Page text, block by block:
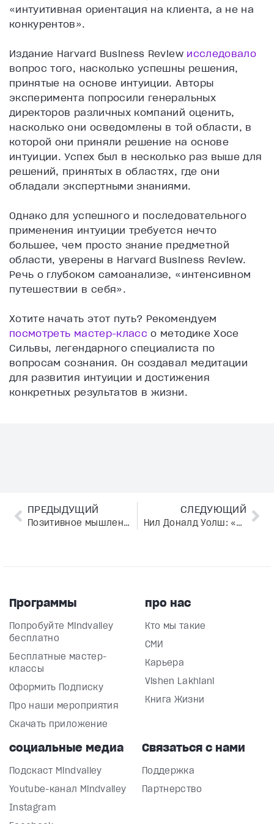
«интуитивная ориентация на клиента, а не на
конкурентов».
Издание Harvard Business Review исследовало
вопрос того, насколько успешны решения,
принятые на основе интуиции. Авторы
эксперимента попросили генеральных
директоров различных компаний оценить,
насколько они осведомлены в той области, в
которой они приняли решение на основе
интуиции. Успех был в несколько раз выше для
решений, принятых в областях, где они
обладали экспертными знаниями.
Однако для успешного и последовательного
применения интуиции требуется нечто
большее, чем просто знание предметной
области, уверены в Harvard Business Review.
Речь о глубоком самоанализе, «интенсивном
путешествии в себя».
Хотите начать этот путь? Рекомендуем
посмотреть мастер-класс о методике Хосе
Сильвы, легендарного специалиста по
вопросам сознания. Он создавал медитации
для развития интуиции и достижения
конкретных результатов в жизни.
ПРЕДЫДУЩИЙ
Позитивное мышление — это не всегда хорошо. Как это?
СЛЕДУЮЩИЙ
Нил Доналд Уолш: «У нас нет выбора, хотим ли мы участвовать в эволюции. Вопрос — как нам участвовать»
Программы
Попробуйте Mindvalley
бесплатно
Бесплатные мастер-
классы
Оформить Подписку
Про наши мероприятия
Скачать приложение
про нас
Кто мы такие
СМИ
Карьера
Vishen Lakhiani
Книга Жизни
социальные медиа
Подскаст Mindvalley
Youtube-канал Mindvalley
Instagram
Связаться с нами
Поддержка
Партнерство